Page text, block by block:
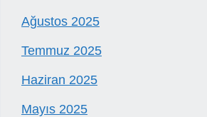
Ağustos 2025
Temmuz 2025
Haziran 2025
Mayıs 2025